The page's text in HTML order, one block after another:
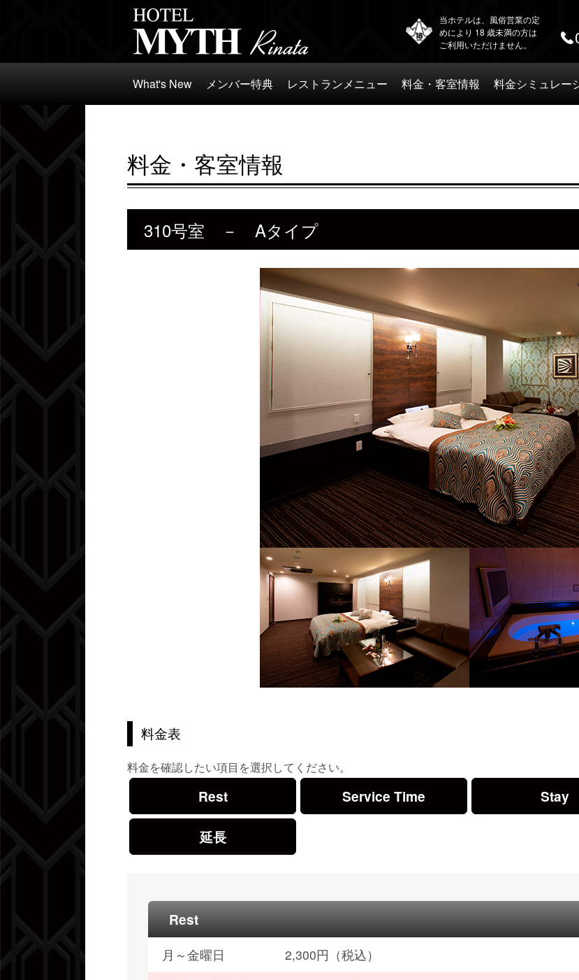
当ホテルは、風俗営業の定
めにより 18 歳未満の方は
ご利用いただけません。
What's New メンバー特典 レストランメニュー 料金・客室情報 料金シミュレー
料金・客室情報
310号室 － Aタイプ
料金表
料金を確認したい項目を選択してください。
Rest Service Time Stay
延長
Rest
月～金曜日
2,300円（税込）